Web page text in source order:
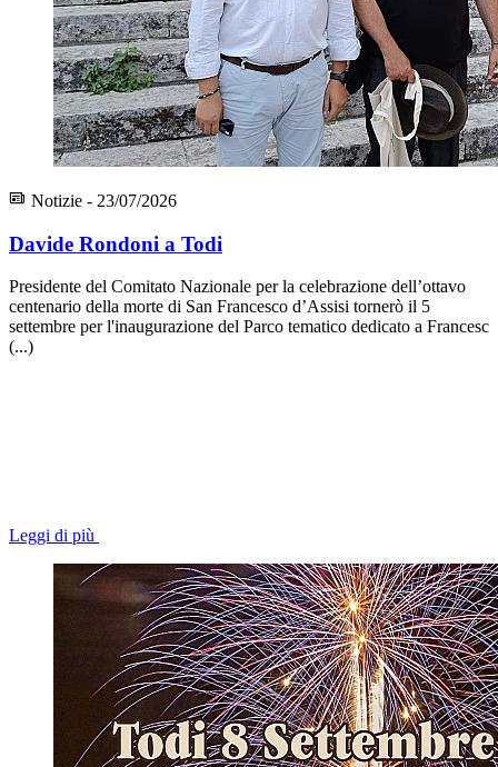
Notizie - 23/07/2026
Davide Rondoni a Todi
Presidente del Comitato Nazionale per la celebrazione dell’ottavo
centenario della morte di San Francesco d’Assisi tornerò il 5
settembre per l'inaugurazione del Parco tematico dedicato a Francesc
(...)
Leggi di più